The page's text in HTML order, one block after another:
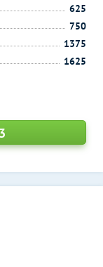
625
750
1375
1625